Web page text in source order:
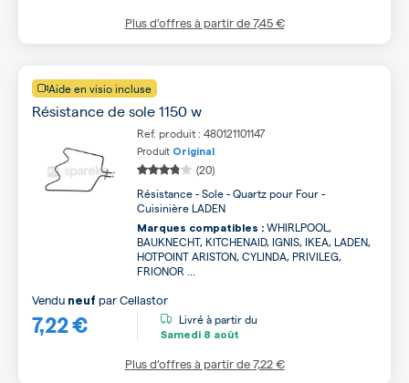
Plus d’offres à partir de7,45 €
Aide en visio incluse
Résistance de sole 1150 w
Ref. produit : 480121101147
Produit Original
(20)
Résistance - Sole - Quartz pour Four -
Cuisinière LADEN
Marques compatibles : WHIRLPOOL,
BAUKNECHT, KITCHENAID, IGNIS, IKEA, LADEN,
HOTPOINT ARISTON, CYLINDA, PRIVILEG,
FRIONOR ...
7,22 €
Vendu neuf parCellastor
Livré à partir du
Samedi 8 août
Plus d’offres à partir de7,22 €